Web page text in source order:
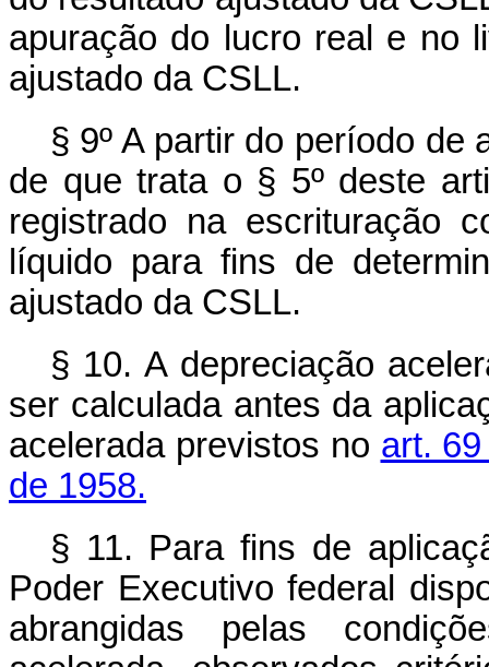
apuração do lucro real e no
ajustado da CSLL.
§ 9º A partir do período de
de que trata o § 5º deste
registrado na escrituração
líquido para fins de
ajustado da CSLL.
§ 10. A depreciação
ser calculada antes da
acelerada previstos no art.
de 1958.
§ 11. Para fins de
Poder Executivo federal
abrangidas pelas